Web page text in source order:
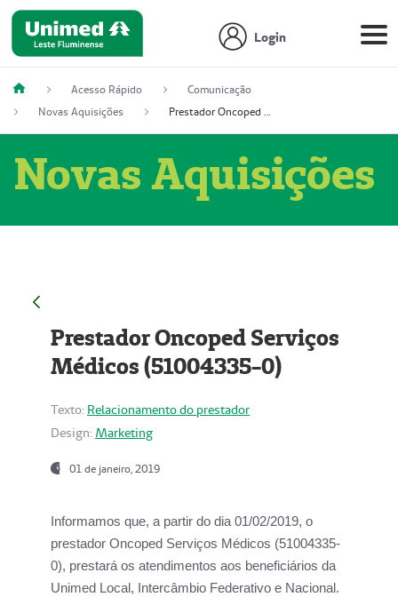
Login
Acesso Rápido
Comunicação
Novas Aquisições
Prestador Oncoped Serviços Médicos (51004335-0)
Novas Aquisições
Prestador Oncoped Serviços
Médicos (51004335-0)
Texto: Relacionamento do prestador
Design: Marketing
01 de janeiro, 2019
Informamos que, a partir do dia 01/02/2019, o
prestador Oncoped Serviços Médicos (51004335-
0), prestará os atendimentos aos beneficiários da
Unimed Local, Intercâmbio Federativo e Nacional.